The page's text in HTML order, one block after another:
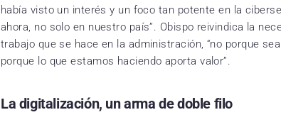
había visto un interés y un foco tan potente en la
ahora, no solo en nuestro país”. Obispo reivindica la
trabajo que se hace en la administración, “no porque
porque lo que estamos haciendo aporta valor”.
La digitalización, un arma de doble filo